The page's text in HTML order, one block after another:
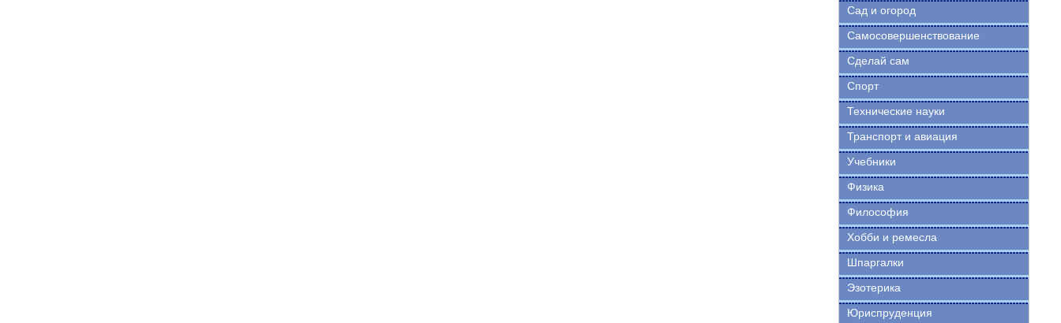
Сад и огород
Самосовершенствование
Сделай сам
Спорт
Технические науки
Транспорт и авиация
Учебники
Физика
Философия
Хобби и ремесла
Шпаргалки
Эзотерика
Юриспруденция